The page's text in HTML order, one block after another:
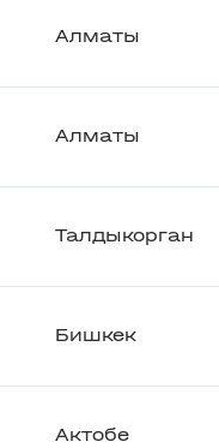
Алматы
Алматы
Талдыкорган
Бишкек
Актобе